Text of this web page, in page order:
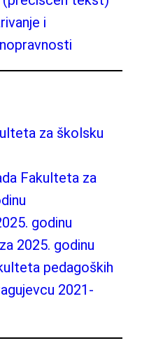
i
za školsku
Fakulteta za
godinu
2025. godinu
pedagoških
2021-